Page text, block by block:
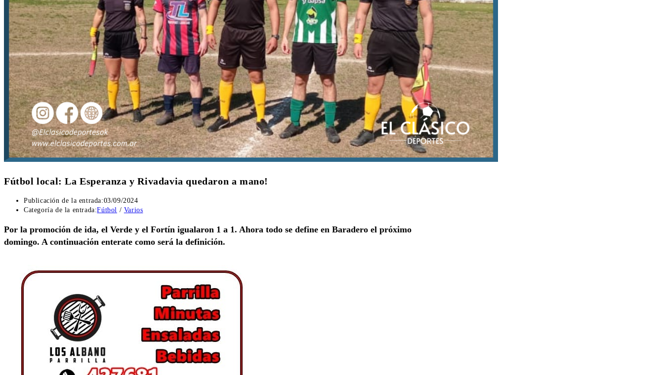
Fútbol local: La Esperanza y Rivadavia quedaron a mano!
Publicación de la entrada:03/09/2024
Categoría de la entrada:Fútbol / Varios
Por la promoción de ida, el Verde y el Fortín igualaron 1 a 1. Ahora todo se define en Baradero el próximo
domingo. A continuación enterate como será la definición.